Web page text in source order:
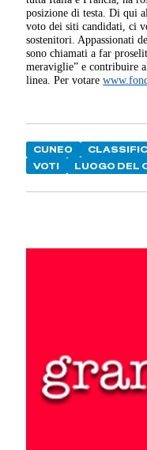
posizione di testa. Di qui
voto dei siti candidati, ci
sostenitori. Appassionati
sono chiamati a far
meraviglie” e contribuire
linea. Per votare
CUNEO
VOTI
LUOGO DEL